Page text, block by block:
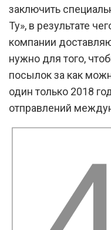
заключить
Ту», в результате
компании
нужно для того,
посылок за как
один только 2018
отправлений